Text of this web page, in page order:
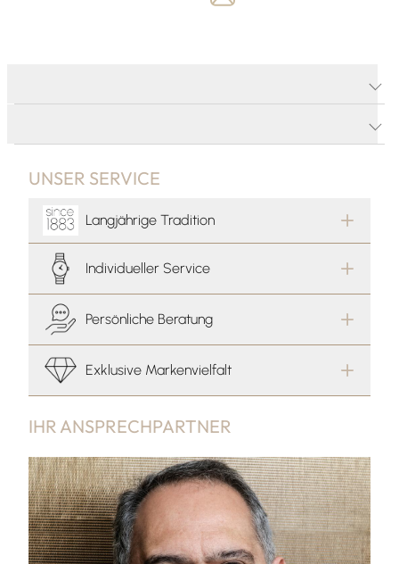
IHR ANSPRECHPARTNER
UNSER SERVICE
Langjährige Tradition
Individueller Service
Persönliche Beratung
Exklusive Markenvielfalt